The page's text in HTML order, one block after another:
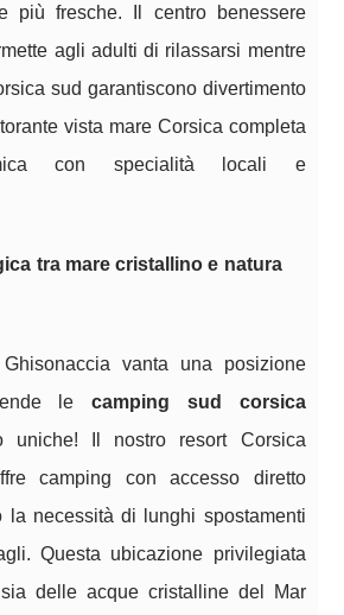
più fresche. Il centro benessere
agli adulti di rilassarsi mentre
sud garantiscono divertimento
vista mare Corsica completa
con specialità locali e
tra mare cristallino e natura
vanta una posizione
lecamping sud corsica
uniche! Il nostro resort Corsica
camping con accesso diretto
la necessità di lunghi spostamenti
Questa ubicazione privilegiata
delle acque cristalline del Mar